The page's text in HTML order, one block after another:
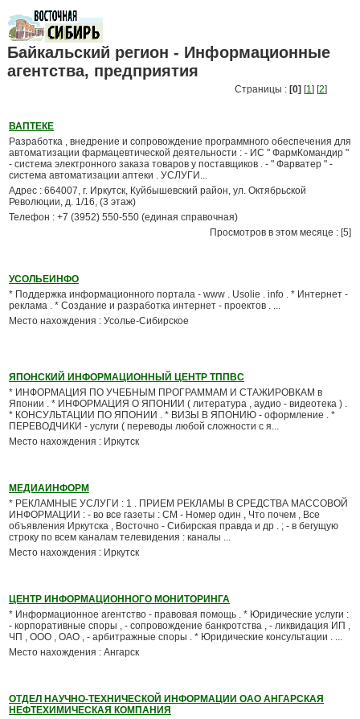
Байкальский регион - Информационные
агентства, предприятия
Страницы : [0] [1] [2]
ВАПТЕКЕ
Разработка , внедрение и сопровождение программного обеспечения для
автоматизации фармацевтической деятельности : - ИС " ФармКомандир "
- система электронного заказа товаров у поставщиков . - " Фарватер " -
система автоматизации аптеки . УСЛУГИ...
Адрес : 664007, г. Иркутск, Куйбышевский район, ул. Октябрьской
Революции, д. 1/16, (3 этаж)
Телефон : +7 (3952) 550-550 (единая справочная)
Просмотров в этом месяце : [5]
УСОЛЬЕИНФО
* Поддержка информационного портала - www . Usolie . info . * Интернет -
реклама . * Создание и разработка интернет - проектов . ...
Место нахождения : Усолье-Сибирское
ЯПОНСКИЙ ИНФОРМАЦИОННЫЙ ЦЕНТР ТППВС
* ИНФОРМАЦИЯ ПО УЧЕБНЫМ ПРОГРАММАМ И СТАЖИРОВКАМ в
Японии . * ИНФОРМАЦИЯ О ЯПОНИИ ( литература , аудио - видеотека ) .
* КОНСУЛЬТАЦИИ ПО ЯПОНИИ . * ВИЗЫ В ЯПОНИЮ - оформление . *
ПЕРЕВОДЧИКИ - услуги ( переводы любой сложности с я...
Место нахождения : Иркутск
МЕДИАИНФОРМ
* РЕКЛАМНЫЕ УСЛУГИ : 1 . ПРИЕМ РЕКЛАМЫ В СРЕДСТВА МАССОВОЙ
ИНФОРМАЦИИ : - во все газеты : СМ - Номер один , Что почем , Все
объявления Иркутска , Восточно - Сибирская правда и др . ; - в бегущую
строку по всем каналам телевидения : каналы ...
Место нахождения : Иркутск
ЦЕНТР ИНФОРМАЦИОННОГО МОНИТОРИНГА
* Информационное агентство - правовая помощь . * Юридические услуги :
- корпоративные споры , - сопровождение банкротства , - ликвидация ИП ,
ЧП , ООО , ОАО , - арбитражные споры . * Юридические консультации . ...
Место нахождения : Ангарск
ОТДЕЛ НАУЧНО-ТЕХНИЧЕСКОЙ ИНФОРМАЦИИ ОАО АНГАРСКАЯ
НЕФТЕХИМИЧЕСКАЯ КОМПАНИЯ